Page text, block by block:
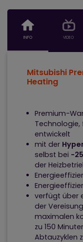
INFO VIDEO
Mitsubishi
Heating
Premium-
Technologie,
entwickelt
mit der
selbst bei -
der
verfügt über
der
maximalen
zu 150
Abtauzyklen